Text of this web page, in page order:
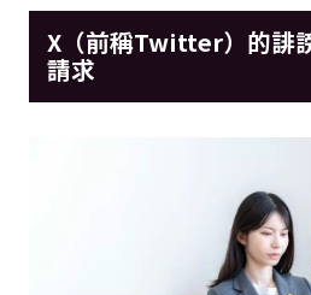
X（前稱Twitter）的誹
請求